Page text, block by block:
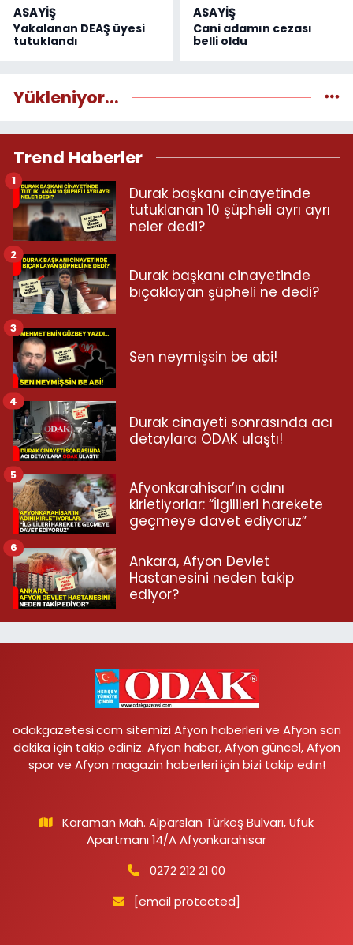
ASAYİŞ
Yakalanan DEAŞ üyesi
tutuklandı
ASAYİŞ
Cani adamın cezası
belli oldu
Yükleniyor...
Trend Haberler
Durak başkanı cinayetinde
tutuklanan 10 şüpheli ayrı ayrı
neler dedi?
1
Durak başkanı cinayetinde
bıçaklayan şüpheli ne dedi?
2
Sen neymişsin be abi!
3
Durak cinayeti sonrasında acı
detaylara ODAK ulaştı!
4
Afyonkarahisar’ın adını
kirletiyorlar: “İlgilileri harekete
geçmeye davet ediyoruz”
5
Ankara, Afyon Devlet
Hastanesini neden takip
ediyor?
6
odakgazetesi.com sitemizi Afyon haberleri ve Afyon son
dakika için takip ediniz. Afyon haber, Afyon güncel, Afyon
spor ve Afyon magazin haberleri için bizi takip edin!
Karaman Mah. Alparslan Türkeş Bulvarı, Ufuk
Apartmanı 14/A Afyonkarahisar
0272 212 21 00
[email protected]